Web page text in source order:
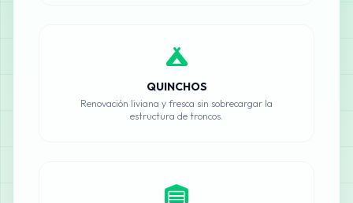
QUINCHOS
Renovación liviana y fresca sin sobrecargar la
estructura de troncos.